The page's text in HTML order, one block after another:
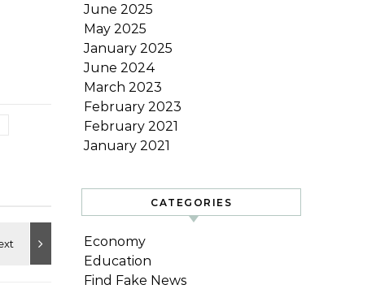
June 2025
May 2025
January 2025
June 2024
March 2023
February 2023
February 2021
January 2021
CATEGORIES
Economy
Education
Find Fake News